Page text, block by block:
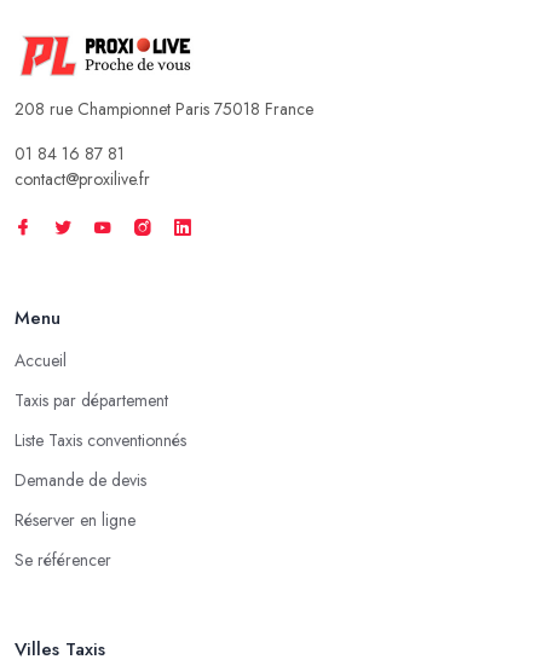
208 rue Championnet Paris 75018 France
01 84 16 87 81
contact@proxilive.fr
Menu
Accueil
Taxis par département
Liste Taxis conventionnés
Demande de devis
Réserver en ligne
Se référencer
Villes Taxis